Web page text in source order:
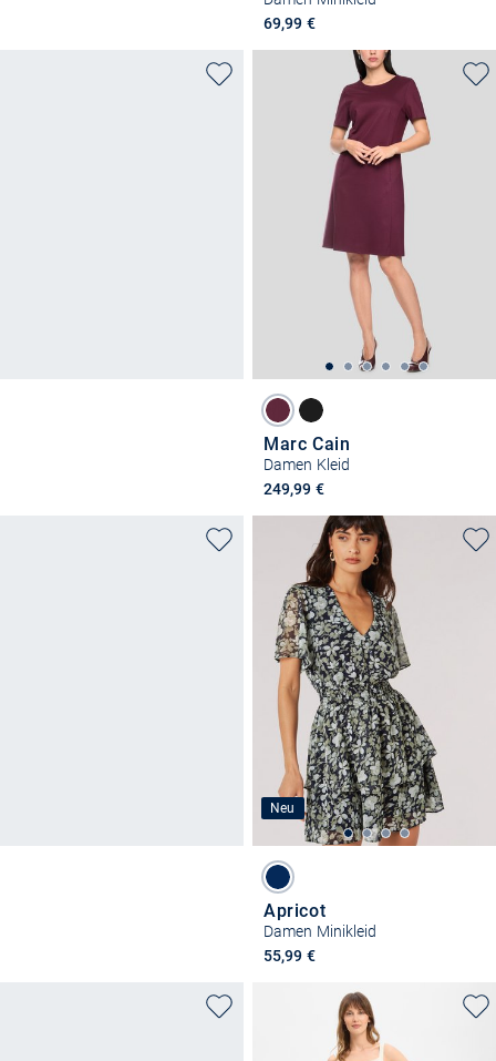
69,99 €
Marc Cain
Damen Kleid
249,99 €
Neu
Apricot
Damen Minikleid
55,99 €